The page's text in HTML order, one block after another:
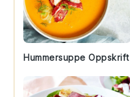
Hummersuppe Oppskrift